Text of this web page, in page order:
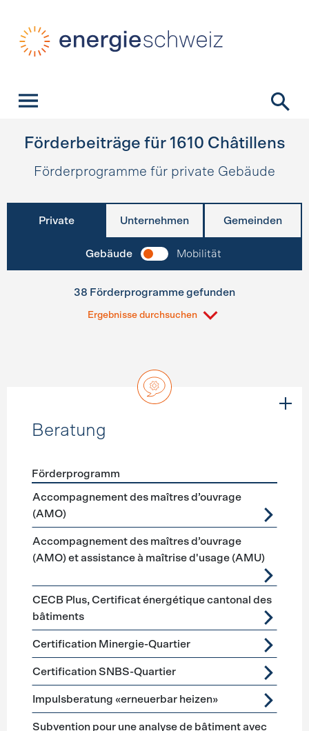
Förderbeiträge für 1610 Châtillens
Förderprogramme für private Gebäude
Private Unternehmen Gemeinden
Gebäude Mobilität
38 Förderprogramme gefunden
Ergebnisse durchsuchen
Beratung
Förderprogramme Beratung
Förderprogramm
Accompagnement des maîtres d’ouvrage
(AMO)
Accompagnement des maîtres d’ouvrage
(AMO) et assistance à maîtrise d'usage (AMU)
CECB Plus, Certificat énergétique cantonal des
bâtiments
Certification Minergie-Quartier
Certification SNBS-Quartier
Impulsberatung «erneuerbar heizen»
Subvention pour une analyse de bâtiment avec